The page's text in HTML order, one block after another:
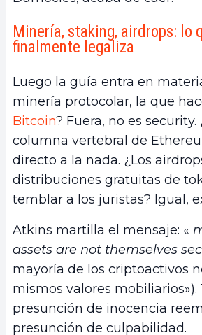
Minería, staking, airdrops: lo
finalmente legaliza
Luego la guía entra en
minería protocolar, la que
Bitcoin? Fuera, no es security.
columna vertebral de
directo a la nada. ¿Los
distribuciones gratuitas de
temblar a los juristas? Igual,
Atkins martilla el mensaje: «
assets are not themselves
mayoría de los criptoactivos
mismos valores mobiliarios»).
presunción de inocencia
presunción de culpabilidad.